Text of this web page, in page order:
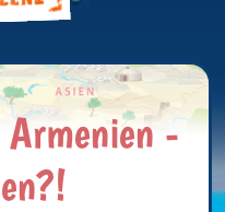
Armenien -